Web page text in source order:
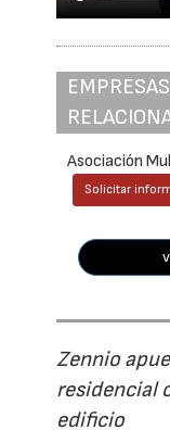
Asociación
Solicitar
Zennio
residencial
edificio